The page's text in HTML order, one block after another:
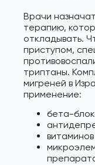
Врачи
терапию,
откладывать.
приступом,
триптаны.
мигреней в
применение:
бета-